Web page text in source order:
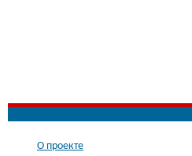
О проекте